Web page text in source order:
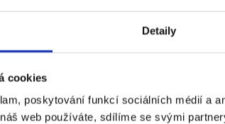
Detaily
cookies
poskytování funkcí sociálních médií a
web používáte, sdílíme se svými
je vyloučena možnost